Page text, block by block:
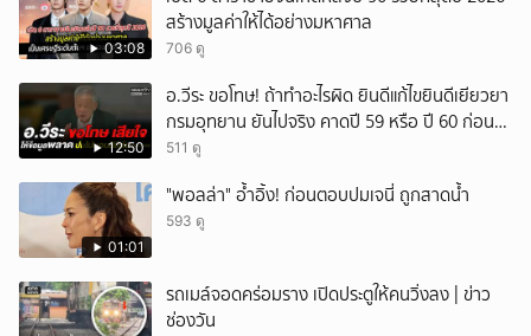
03:08
สร้างมูลค่าให้ได้อย่างมหาศาล
706 ดู
12:50
อ.วีระ ขอโทษ! ถ้าทำอะไรผิด ยินดีแก้ไขยินดีเยียวยา
กรมอุทยาน ยันไปจริง คาดปี 59 หรือ ปี 60 ก่อน
ปิดให้พัก
511 ดู
01:01
"พอลล่า" อ้ำอิ้ง! ก่อนตอบปมเจนี่ ถูกสาดน้ำ
593 ดู
รถเมล์จอดคร่อมราง เปิดประตูให้คนวิ่งลง | ข่าว
ช่องวัน